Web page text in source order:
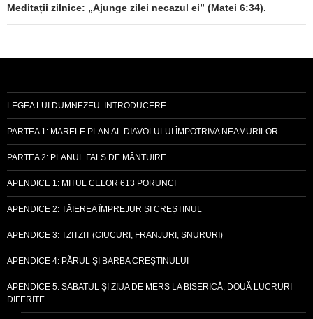
Meditații zilnice: „Ajunge zilei necazul ei” (Matei 6:34).
LEGEA LUI DUMNEZEU: INTRODUCERE
PARTEA 1: MARELE PLAN AL DIAVOLULUI ÎMPOTRIVA NEAMURILOR
PARTEA 2: PLANUL FALS DE MÂNTUIRE
APENDICE 1: MITUL CELOR 613 PORUNCI
APENDICE 2: TĂIEREA ÎMPREJUR ȘI CREȘTINUL
APENDICE 3: TZITZIT (CIUCURI, FRANJURI, ȘNURURI)
APENDICE 4: PĂRUL ȘI BARBA CREȘTINULUI
APENDICE 5: SABATUL ȘI ZIUA DE MERS LA BISERICĂ, DOUĂ LUCRURI
DIFERITE